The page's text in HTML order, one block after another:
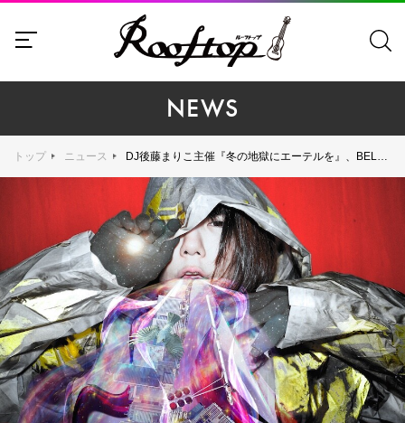
NEWS
トップ ニュース DJ後藤まりこ主催『冬の地獄にエーテルを』、BELLRING少女ハートをゲストに迎えて2025年2月20日（木）に下北沢SHELTERで開催決定